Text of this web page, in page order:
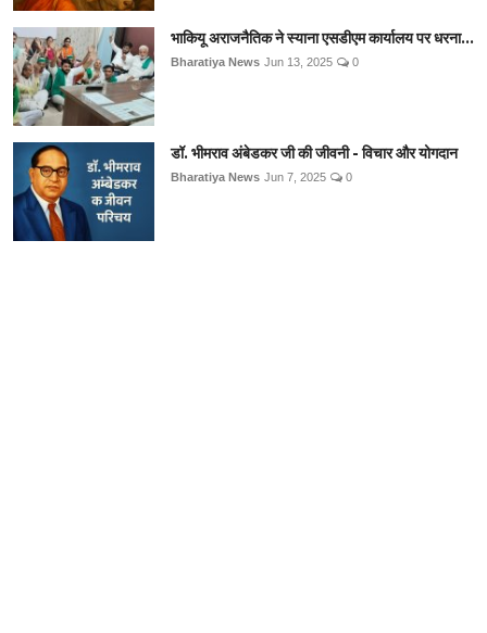
भाकियू अराजनैतिक ने स्याना एसडीएम कार्यालय पर धरना...
Bharatiya News Jun 13, 2025 0
डॉ. भीमराव अंबेडकर जी की जीवनी - विचार और योगदान
Bharatiya News Jun 7, 2025 0